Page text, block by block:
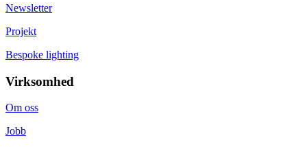
Newsletter
Projekt
Bespoke lighting
Virksomhed
Om oss
Jobb